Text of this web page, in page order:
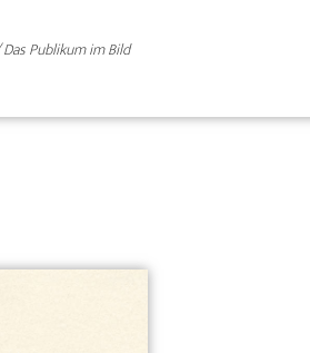
Publikum im Bild